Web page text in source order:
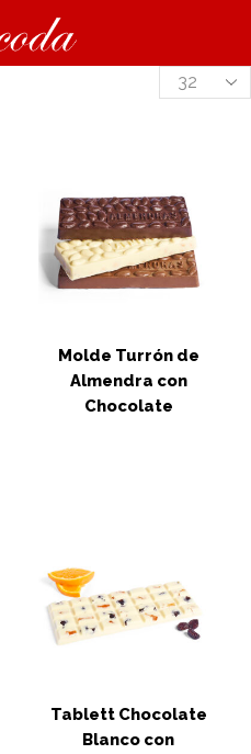
Products
per
Molde Turrón de
Almendra con
Chocolate
Tablett Chocolate
Blanco con